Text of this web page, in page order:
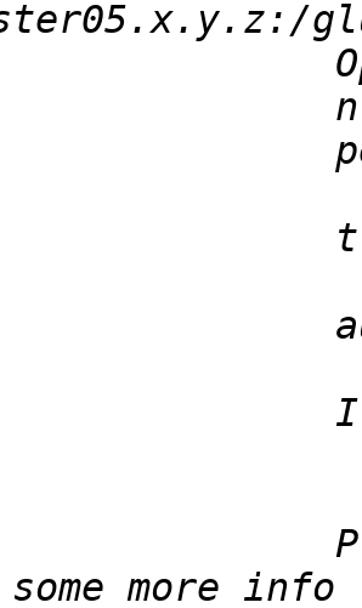
not
let